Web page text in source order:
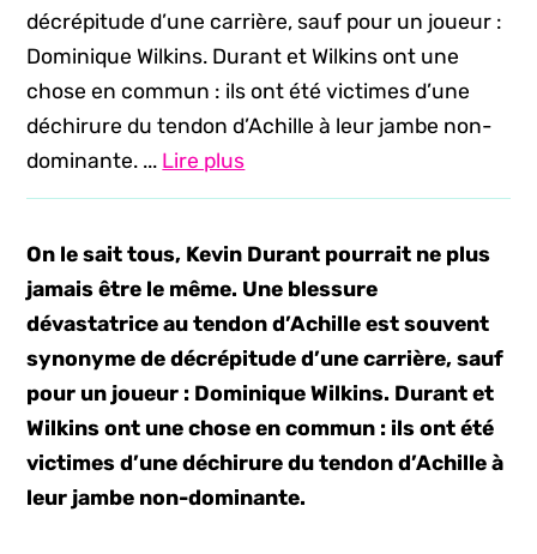
décrépitude d’une carrière, sauf pour un joueur :
Dominique Wilkins. Durant et Wilkins ont une
chose en commun : ils ont été victimes d’une
déchirure du tendon d’Achille à leur jambe non-
dominante. ... Lire plus
On le sait tous, Kevin Durant pourrait ne plus
jamais être le même. Une blessure
dévastatrice au tendon d’Achille est souvent
synonyme de décrépitude d’une carrière, sauf
pour un joueur : Dominique Wilkins. Durant et
Wilkins ont une chose en commun : ils ont été
victimes d’une déchirure du tendon d’Achille à
leur jambe non-dominante.